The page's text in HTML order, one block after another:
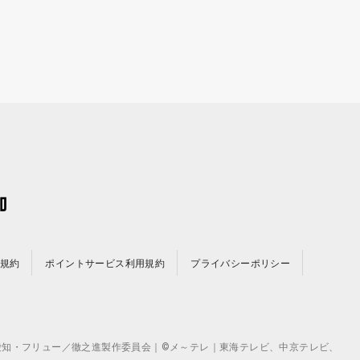
約 ポイントサービス利用規約 プライバシーポリシー
フリュー／徹之進製作委員会｜©メ～テレ｜東海テレビ、中京テレビ、